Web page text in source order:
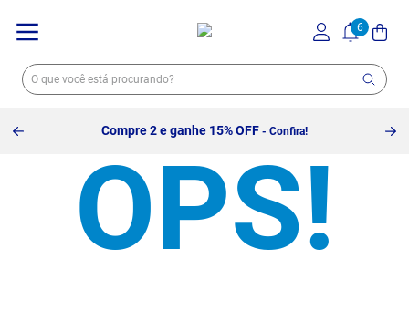
Compre 2 e ganhe 15% OFF - Confira!